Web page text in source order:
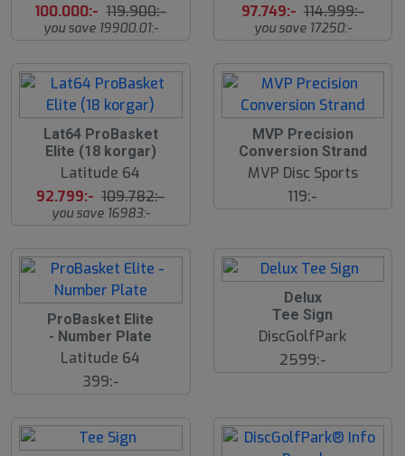
100.000:- 119.900:-
you save 19900.01:-
97.749:- 114.999:-
you save 17250:-
Lat64 ProBasket
Elite (18 korgar)
Latitude 64
92.799:- 109.782:-
you save 16983:-
MVP Precision
Conversion Strand
MVP Disc Sports
119:-
ProBasket Elite
- Number Plate
Latitude 64
399:-
Delux
Tee Sign
DiscGolfPark
2599:-